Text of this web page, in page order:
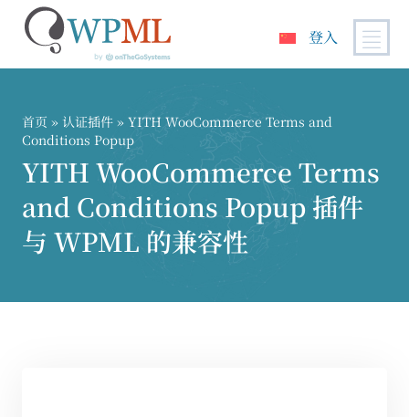
登入
首页 » 认证插件 » YITH WooCommerce Terms and
Conditions Popup
YITH WooCommerce Terms
and Conditions Popup 插件
与 WPML 的兼容性